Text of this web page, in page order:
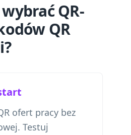
QR-
QR
ofert pracy bez
Testuj